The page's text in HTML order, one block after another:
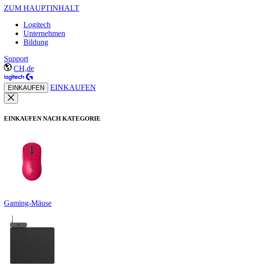
ZUM HAUPTINHALT
Logitech
Unternehmen
Bildung
Support
CH,de
EINKAUFEN EINKAUFEN
EINKAUFEN NACH KATEGORIE
Gaming-Mäuse